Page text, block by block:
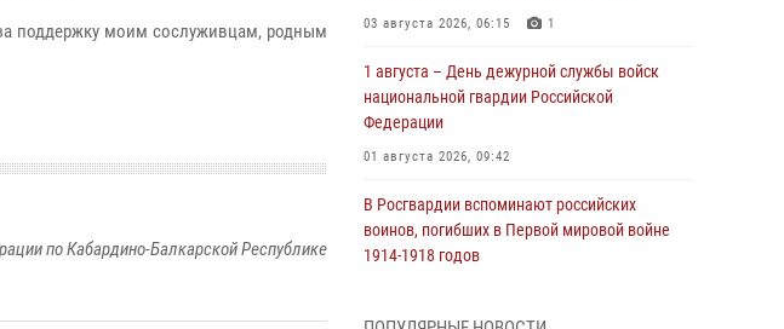
поддержку моим сослуживцам, родным
по Кабардино-Балкарской Республике
03 августа 2026, 06:15 1
1 августа – День дежурной службы войск
национальной гвардии Российской
Федерации
01 августа 2026, 09:42
В Росгвардии вспоминают российских
воинов, погибших в Первой мировой войне
1914-1918 годов